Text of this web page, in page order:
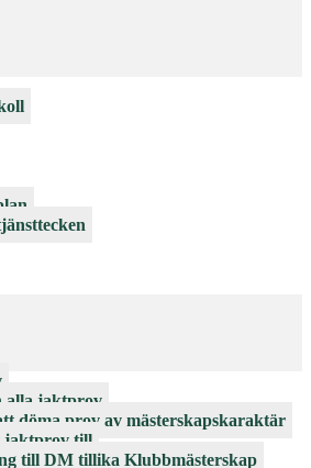
alla jaktprov
döma prov av mästerskapskaraktär
jaktprov till
till DM tillika Klubbmästerskap